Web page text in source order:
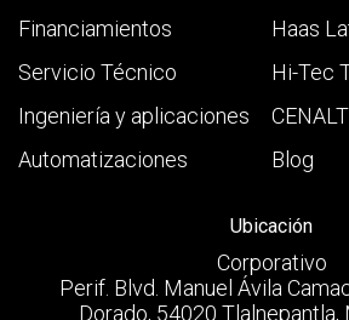
Financiamientos
Servicio Técnico
Ingeniería y aplicaciones
Automatizaciones
Haas
Hi-Tec
Blog
Ubicación
Corporativo
Perif. Blvd. Manuel Ávila
Dorado, 54020 Tlalnepantla,